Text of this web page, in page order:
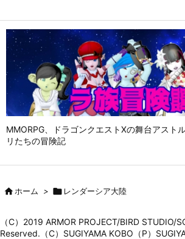
MMORPG、ドラゴンクエストⅩの舞台アスト
リたちの冒険記
ホーム >  レンダーシア大陸
（C）2019 ARMOR PROJECT/BIRD STUDIO/
Reserved.（C）SUGIYAMA KOBO（P）